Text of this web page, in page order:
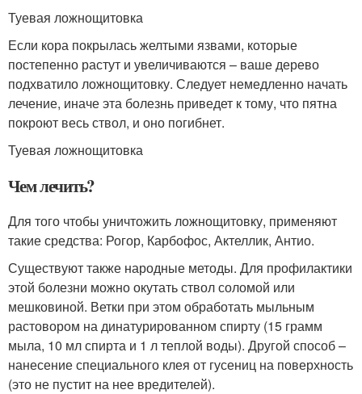
Туевая ложнощитовка
Если кора покрылась желтыми язвами, которые
постепенно растут и увеличиваются – ваше дерево
подхватило ложнощитовку. Следует немедленно начать
лечение, иначе эта болезнь приведет к тому, что пятна
покроют весь ствол, и оно погибнет.
Туевая ложнощитовка
Чем лечить?
Для того чтобы уничтожить ложнощитовку, применяют
такие средства: Рогор, Карбофос, Актеллик, Антио.
Существуют также народные методы. Для профилактики
этой болезни можно окутать ствол соломой или
мешковиной. Ветки при этом обработать мыльным
растовором на динатурированном спирту (15 грамм
мыла, 10 мл спирта и 1 л теплой воды). Другой способ –
нанесение специального клея от гусениц на поверхность
(это не пустит на нее вредителей).